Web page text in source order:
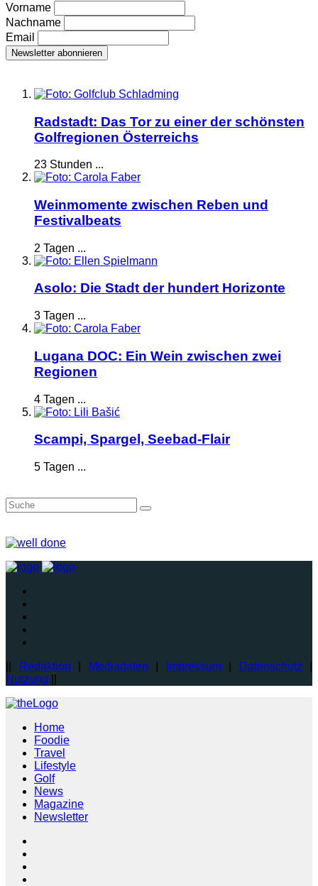
Vorname
Nachname
Email
Radstadt: Das Tor zu einer der schönsten
Golfregionen Österreichs
23 Stunden ...
Weinmomente zwischen Reben und
Festivalbeats
2 Tagen ...
Asolo: Die Stadt der hundert Horizonte
3 Tagen ...
Lugana DOC: Ein Wein zwischen zwei
Regionen
4 Tagen ...
Scampi, Spargel, Seebad-Flair
5 Tagen ...
Redaktion Mediadaten Impressum| Datenschutz
Nutzung
Home
Foodie
Travel
Lifestyle
Golf
News
Magazine
Newsletter